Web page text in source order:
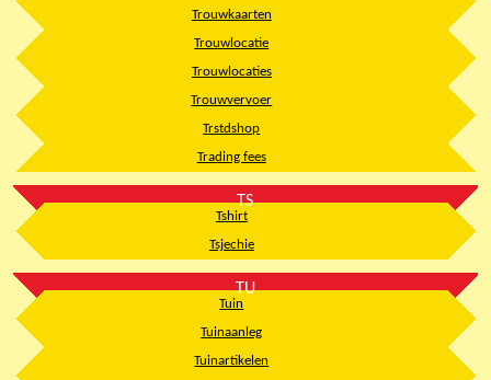
Trouwkaarten
Trouwlocatie
Trouwlocaties
Trouwvervoer
Trstdshop
Trading fees
TS
Tshirt
Tsjechie
TU
Tuin
Tuinaanleg
Tuinartikelen